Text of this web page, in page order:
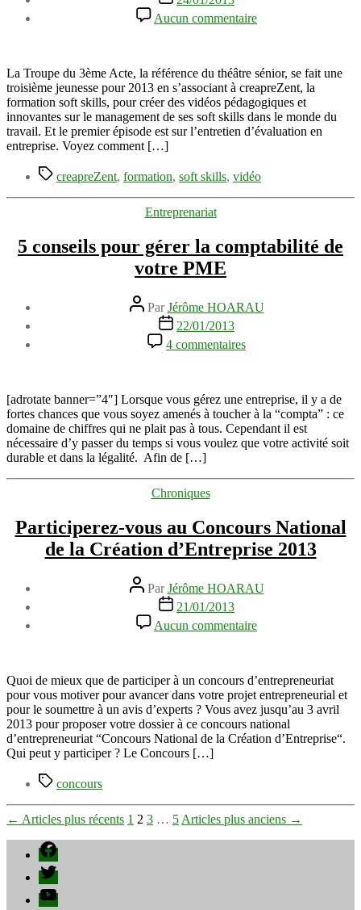
l’article
l’article
Aucun commentaire
La
3ème
Acte
s’associe
à
creapreZent
vidéos
skills
innovantes
La Troupe du 3ème Acte, la référence du théâtre sénior, se fait une
troisième jeunesse pour 2013 en s’associant à creapreZent, la
formation soft skills, pour créer des vidéos pédagogiques et
innovantes sur le management de ses soft skills dans le monde du
travail. Et le premier épisode est sur l’entretien d’évaluation en
entreprise. Voyez comment […]
Étiquettes
creapreZent, formation, soft skills, vidéo
Catégories
Entreprenariat
5 conseils pour gérer la comptabilité de
votre PME
Auteur
de
l’article
ParJérôme HOARAU
Date
de
l’article
22/01/2013
4 commentaires
5
gérer
la
comptabilité
de
[adrotate banner=”4″] Lorsque vous gérez une entreprise, il y a de
fortes chances que vous soyez amenés à toucher à la “compta” : ce
domaine de chiffres qui ne plait pas à tous. Cependant il est
nécessaire d’y passer du temps si vous voulez que votre activité soit
durable et dans la légalité. Afin de […]
Catégories
Chroniques
Participerez-vous au Concours National
de la Création d’Entreprise 2013
Auteur
de
l’article
ParJérôme HOARAU
Date
l’article
21/01/2013
Aucun commentaire
Participerez-
Concours
National
de
la
Création
Quoi de mieux que de participer à un concours d’entrepreneuriat
pour vous motiver pour avancer dans votre projet entrepreneurial et
pour le soumettre à un avis d’experts ? Vous avez jusqu’au 3 avril
2013 pour proposer votre dossier à ce concours national
d’entrepreneuriat “Concours National de la Création d’Entreprise“.
Qui peut y participer ? Le Concours […]
Étiquettes
concours
Pagination
des
publications
← Articles plus récents 1 2 3 … 5 Articles plus anciens →
Facebook
Twitter
YouTube